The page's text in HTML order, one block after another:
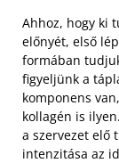
Ahhoz, hogy ki
előnyét, első
formában
figyeljünk a
komponens
kollagén is
a szervezet elő
intenzitása az